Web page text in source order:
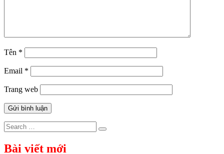
Tên *
Email *
Trang web
Search
for:
Search
Bài viết mới